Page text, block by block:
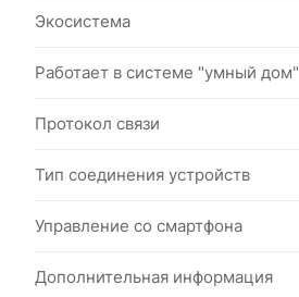
Экосистема
Работает в системе "умный дом"
Протокол связи
Тип соединения устройств
Управление со смартфона
Дополнительная информация